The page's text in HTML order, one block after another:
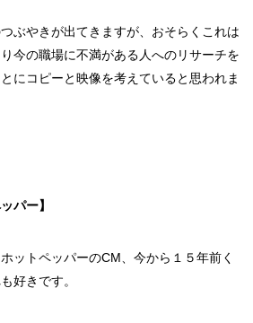
ぶやきが出てきますが、おそらくこれは
今の職場に不満がある人へのリサーチを
にコピーと映像を考えていると思われま
パー】
ットペッパーのCM、今から１５年前く
好きです。